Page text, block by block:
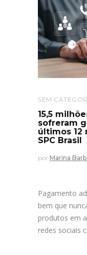
SEM
15,5
sofreram
últimos 12
SPC Brasil
por Marina
Pagamento
bem que
produtos em
redes sociais